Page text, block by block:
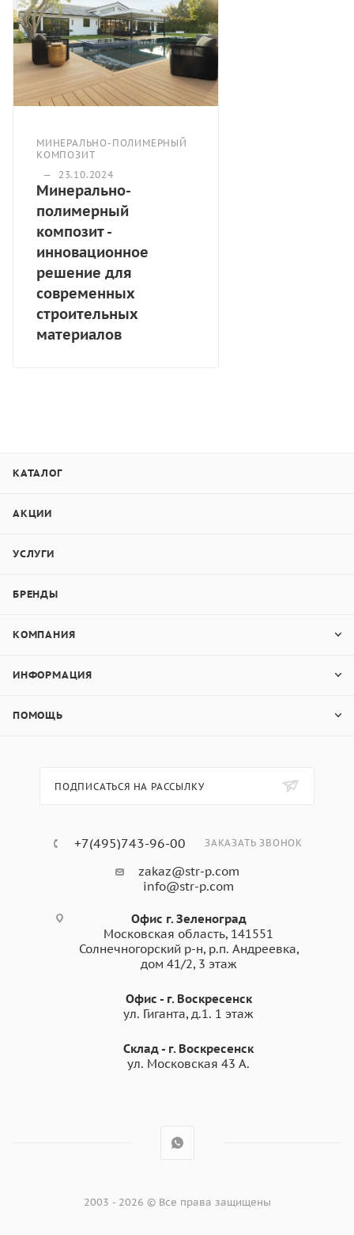
МИНЕРАЛЬНО-ПОЛИМЕРНЫЙ
КОМПОЗИТ
—
23.10.2024
Минерально-
полимерный
композит -
инновационное
решение для
современных
строительных
материалов
КАТАЛОГ
АКЦИИ
УСЛУГИ
БРЕНДЫ
КОМПАНИЯ
ИНФОРМАЦИЯ
ПОМОЩЬ
ПОДПИСАТЬСЯ НА РАССЫЛКУ
+7(495)743-96-00 ЗАКАЗАТЬ ЗВОНОК
zakaz@str-p.com
info@str-p.com
Офис г. Зеленоград
Московская область, 141551
Солнечногорский р-н, р.п. Андреевка,
дом 41/2, 3 этаж
Офис - г. Воскресенск
ул. Гиганта, д.1. 1 этаж
Склад - г. Воскресенск
ул. Московская 43 А.
2003 - 2026 © Все права защищены